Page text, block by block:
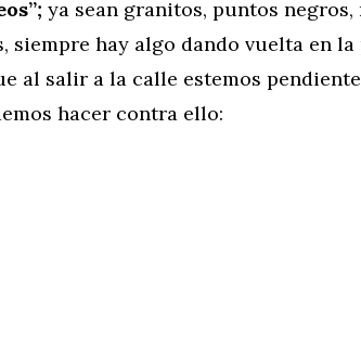
ya sean granitos, puntos negros,
siempre hay algo dando vuelta en la
al salir a la calle estemos
hacer contra ello: